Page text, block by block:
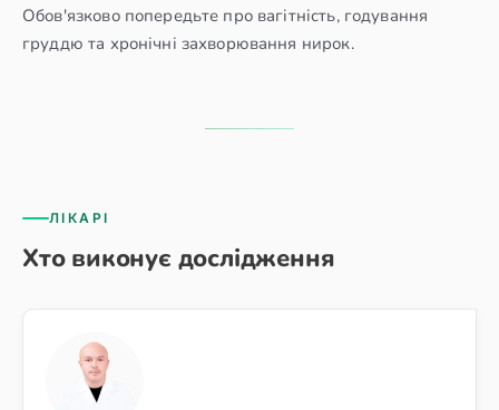
Обов'язково попередьте про вагітність, годування
груддю та хронічні захворювання нирок.
ЛІКАРІ
Хто виконує дослідження